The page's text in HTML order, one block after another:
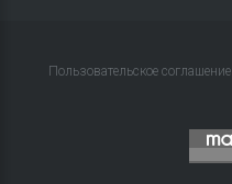
Пользовательское соглашение